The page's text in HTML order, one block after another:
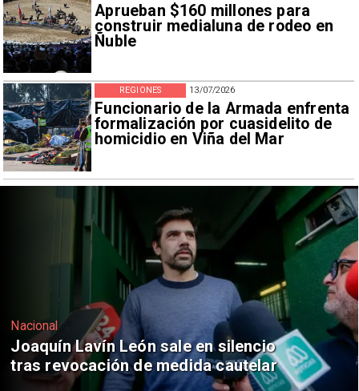
Aprueban $160 millones para
construir medialuna de rodeo en
Ñuble
13/07/2026
Funcionario de la Armada enfrenta
formalización por cuasidelito de
homicidio en Viña del Mar
REGIONES
Nacional
Chile y Venezuela formalizan reinicio
de relaciones consulares